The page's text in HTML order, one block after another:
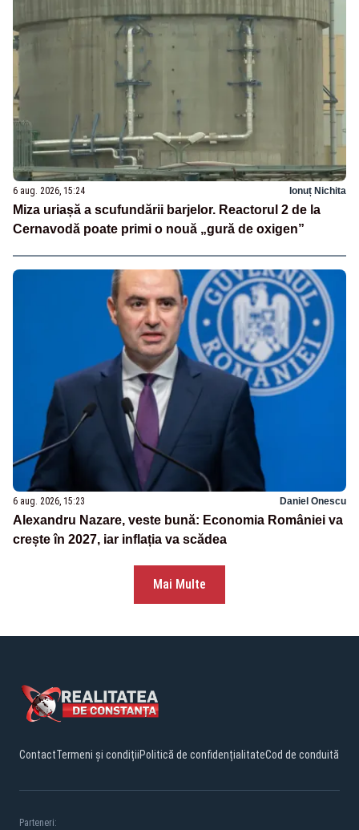
6 aug. 2026, 15:24 Ionuț Nichita
Miza uriașă a scufundării barjelor. Reactorul 2 de la
Cernavodă poate primi o nouă „gură de oxigen”
6 aug. 2026, 15:23 Daniel Onescu
Alexandru Nazare, veste bună: Economia României va
crește în 2027, iar inflația va scădea
Mai Multe
ContactTermeni și condițiiPolitică de confidențialitateCod de conduită
Parteneri: